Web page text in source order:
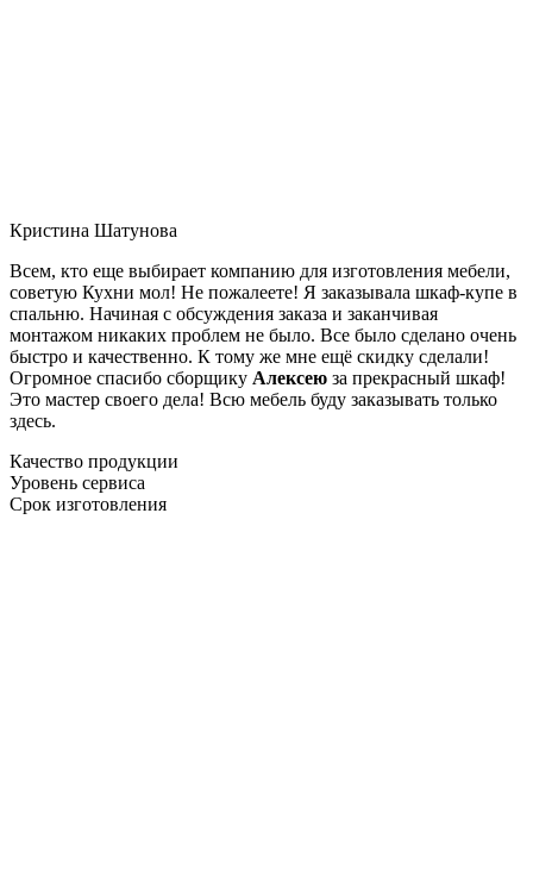
Кристина Шатунова
Всем, кто еще выбирает компанию для изготовления мебели,
советую Кухни мол! Не пожалеете! Я заказывала шкаф-купе в
спальню. Начиная с обсуждения заказа и заканчивая
монтажом никаких проблем не было. Все было сделано очень
быстро и качественно. К тому же мне ещё скидку сделали!
Огромное спасибо сборщику Алексею за прекрасный шкаф!
Это мастер своего дела! Всю мебель буду заказывать только
здесь.
Качество продукции
Уровень сервиса
Срок изготовления